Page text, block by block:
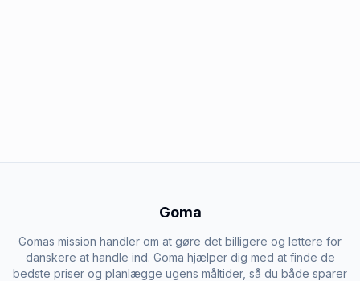
Goma
Gomas mission handler om at gøre det billigere og lettere for
danskere at handle ind. Goma hjælper dig med at finde de
bedste priser og planlægge ugens måltider, så du både sparer